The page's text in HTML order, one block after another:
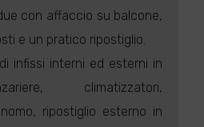
con affaccio su balcone,
e un pratico ripostiglio.
infissi interni ed esterni in
climatizzatori,
ripostiglio esterno in